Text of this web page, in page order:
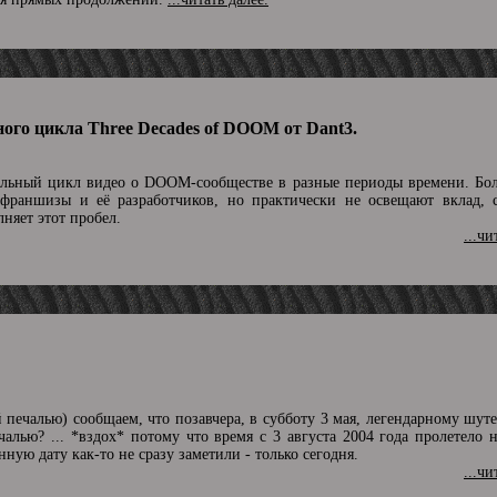
цикла Three Decades of DOOM от Dant3.
цикл видео о DOOM-сообществе в разные периоды времени.
и её разработчиков, но практически не освещают вклад,
этот пробел.
сообщаем, что позавчера, в субботу 3 мая, легендарному
... *вздох* потому что время с 3 августа 2004 года пролетело
дату как-то не сразу заметили - только сегодня.